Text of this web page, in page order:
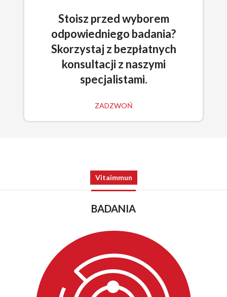
Stoisz przed wyborem
odpowiedniego badania?
Skorzystaj z bezpłatnych
konsultacji z naszymi
specjalistami.
ZADZWOŃ
Vitaimmun
BADANIA